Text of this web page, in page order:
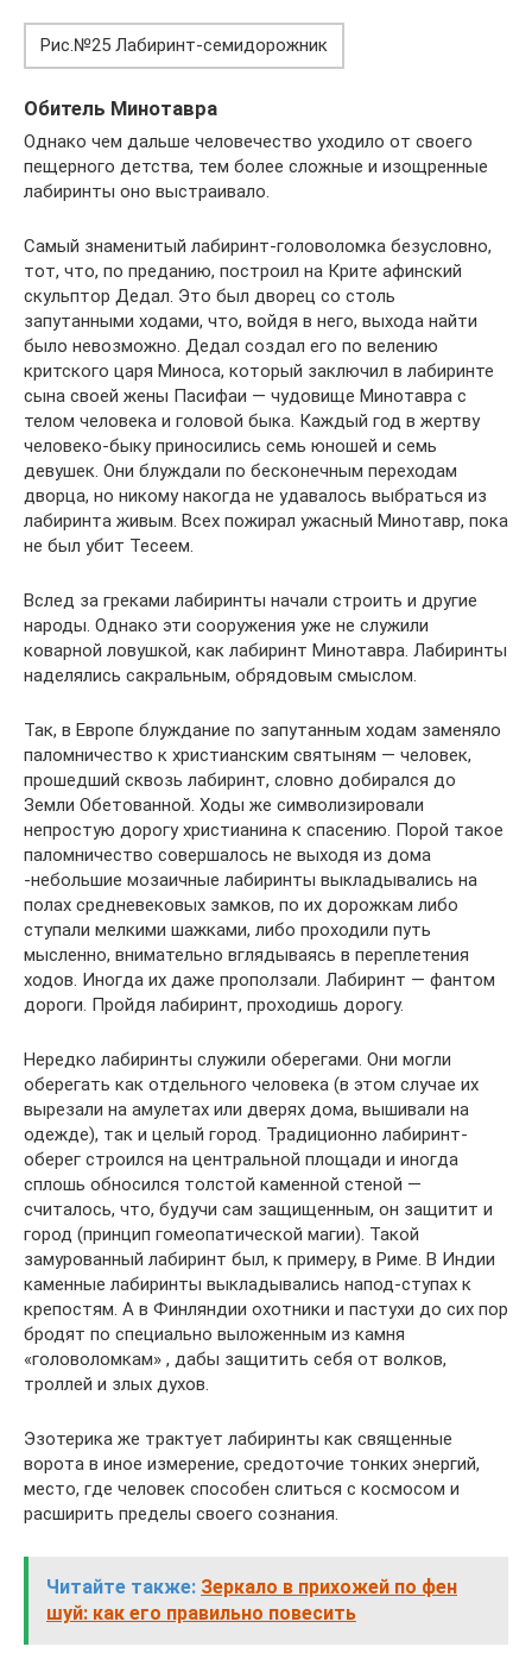
Рис.№25 Лабиринт-семидорожник
Обитель Минотавра
Однако чем дальше человечество уходило от своего
пещерного детства, тем более сложные и изощренные
лабиринты оно выстраивало.
Самый знаменитый лабиринт-головоломка безусловно,
тот, что, по преданию, построил на Крите афинский
скульптор Дедал. Это был дворец со столь
запутанными ходами, что, войдя в него, выхода найти
было невозможно. Дедал создал его по велению
критского царя Миноса, который заключил в лабиринте
сына своей жены Пасифаи — чудовище Минотавра с
телом человека и головой быка. Каждый год в жертву
человеко-быку приносились семь юношей и семь
девушек. Они блуждали по бесконечным переходам
дворца, но никому накогда не удавалось выбраться из
лабиринта живым. Всех пожирал ужасный Минотавр, пока
не был убит Тесеем.
Вслед за греками лабиринты начали строить и другие
народы. Однако эти сооружения уже не служили
коварной ловушкой, как лабиринт Минотавра. Лабиринты
наделялись сакральным, обрядовым смыслом.
Так, в Европе блуждание по запутанным ходам заменяло
паломничество к христианским святыням — человек,
прошедший сквозь лабиринт, словно добирался до
Земли Обетованной. Ходы же символизировали
непростую дорогу христианина к спасению. Порой такое
паломничество совершалось не выходя из дома
-небольшие мозаичные лабиринты выкладывались на
полах средневековых замков, по их дорожкам либо
ступали мелкими шажками, либо проходили путь
мысленно, внимательно вглядываясь в переплетения
ходов. Иногда их даже проползали. Лабиринт — фантом
дороги. Пройдя лабиринт, проходишь дорогу.
Нередко лабиринты служили оберегами. Они могли
оберегать как отдельного человека (в этом случае их
вырезали на амулетах или дверях дома, вышивали на
одежде), так и целый город. Традиционно лабиринт-
оберег строился на центральной площади и иногда
сплошь обносился толстой каменной стеной —
считалось, что, будучи сам защищенным, он защитит и
город (принцип гомеопатической магии). Такой
замурованный лабиринт был, к примеру, в Риме. В Индии
каменные лабиринты выкладывались напод-ступах к
крепостям. А в Финляндии охотники и пастухи до сих пор
бродят по специально выложенным из камня
«головоломкам» , дабы защитить себя от волков,
троллей и злых духов.
Эзотерика же трактует лабиринты как священные
ворота в иное измерение, средоточие тонких энергий,
место, где человек способен слиться с космосом и
расширить пределы своего сознания.
Читайте также: Зеркало в прихожей по фен
шуй: как его правильно повесить